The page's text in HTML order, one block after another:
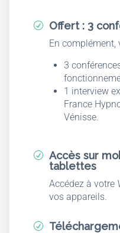
R Offert : 3
En complément,
3
1 interview
France
Vénisse.
R
Accès sur
tablettes
Accédez à votre
vos appareils.
R